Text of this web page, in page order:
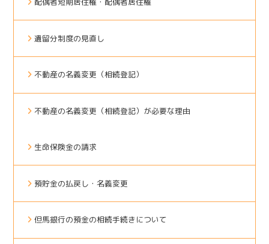
遺留分制度の見直し
不動産の名義変更（相続登記）
不動産の名義変更（相続登記）が必要な理由
生命保険金の請求
預貯金の払戻し・名義変更
但馬銀行の預金の相続手続きについて